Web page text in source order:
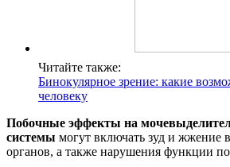
Читайте также:
Бинокулярное зрение: какие
человеку
Побочные эффекты на
системы могут включать зуд и жжение
органов, а также нарушения функции